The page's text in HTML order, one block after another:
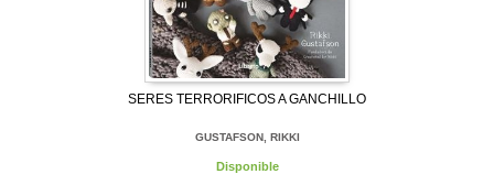
SERES TERRORIFICOS A GANCHILLO
GUSTAFSON, RIKKI
Disponible